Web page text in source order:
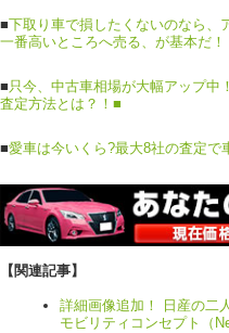
■下取り車で損したくないのな
一番高いところへ売る、が基本だ！
■ 只今、中古車相場が大幅アップ中
査定方法とは？！■
■愛車は今いくら?最大8社の査定で
【関連記事】
詳細画像追加！ 日産の二
モビリティコンセプト（